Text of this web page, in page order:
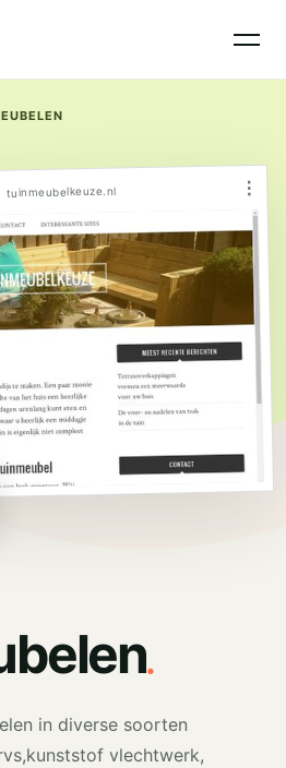
tuinmeubelkeuze.nl ⋮
.
in diverse soorten
vlechtwerk,